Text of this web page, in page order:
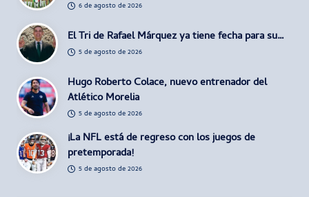
6 de agosto de 2026
El Tri de Rafael Márquez ya tiene fecha para su…
5 de agosto de 2026
Hugo Roberto Colace, nuevo entrenador del
Atlético Morelia
5 de agosto de 2026
¡La NFL está de regreso con los juegos de
pretemporada!
5 de agosto de 2026